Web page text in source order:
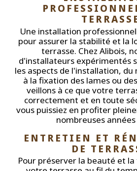
Une installation
pour assurer la stabilité et la
terrasse. Chez Alibois,
d'installateurs expérimentés
les aspects de l'installation, du
à la fixation des lames ou
veillons à ce que votre
correctement et en toute
vous puissiez en profiter
nombreuses années
ENTRETIEN ET
DE
Pour préserver la beauté et